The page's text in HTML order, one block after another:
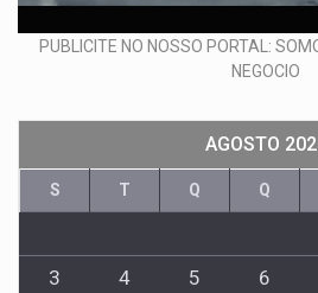
PUBLICITE NO NOSSO PORTAL:
NEGOCIO
AGOSTO
S T Q Q
3
4 5 6